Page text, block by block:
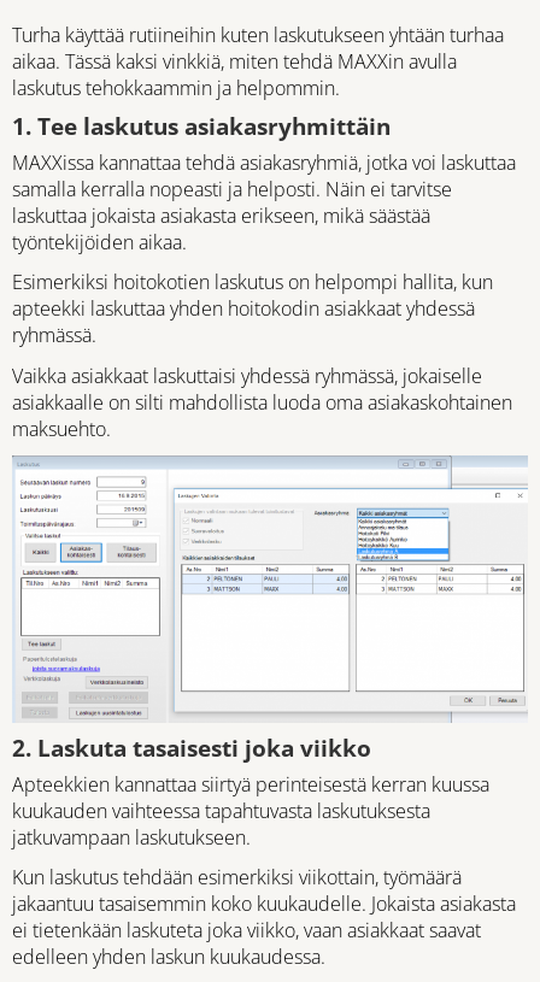
Turha käyttää rutiineihin kuten laskutukseen yhtään turhaa
aikaa. Tässä kaksi vinkkiä, miten tehdä MAXXin avulla
laskutus tehokkaammin ja helpommin.
1. Tee laskutus asiakasryhmittäin
MAXXissa kannattaa tehdä asiakasryhmiä, jotka voi laskuttaa
samalla kerralla nopeasti ja helposti. Näin ei tarvitse
laskuttaa jokaista asiakasta erikseen, mikä säästää
työntekijöiden aikaa.
Esimerkiksi hoitokotien laskutus on helpompi hallita, kun
apteekki laskuttaa yhden hoitokodin asiakkaat yhdessä
ryhmässä.
Vaikka asiakkaat laskuttaisi yhdessä ryhmässä, jokaiselle
asiakkaalle on silti mahdollista luoda oma asiakaskohtainen
maksuehto.
2. Laskuta tasaisesti joka viikko
Apteekkien kannattaa siirtyä perinteisestä kerran kuussa
kuukauden vaihteessa tapahtuvasta laskutuksesta
jatkuvampaan laskutukseen.
Kun laskutus tehdään esimerkiksi viikottain, työmäärä
jakaantuu tasaisemmin koko kuukaudelle. Jokaista asiakasta
ei tietenkään laskuteta joka viikko, vaan asiakkaat saavat
edelleen yhden laskun kuukaudessa.